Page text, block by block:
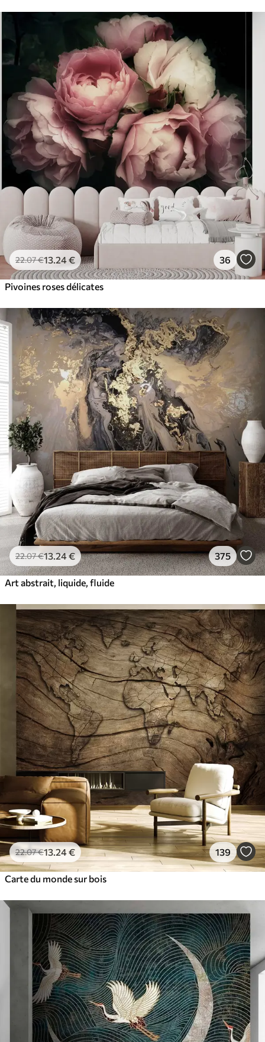
22.07€13 .24€ 36
Pivoines roses délicates
22.07€13.24€ 375
Art abstrait, liquide, fluide
22.07€13 .24€ 139
Carte du monde sur bois